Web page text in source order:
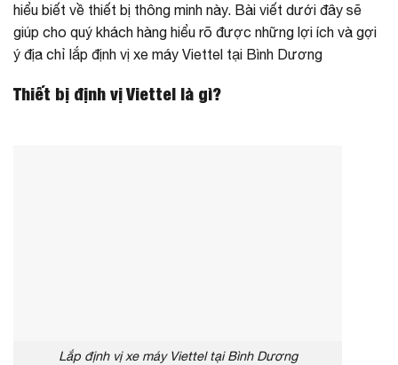
hiểu biết về thiết bị thông minh này. Bài viết dưới đây sẽ
giúp cho quý khách hàng hiểu rõ được những lợi ích và gợi
ý địa chỉ lắp định vị xe máy Viettel tại Bình Dương
Thiết bị định vị Viettel là gì?
Lắp định vị xe máy Viettel tại Bình Dương